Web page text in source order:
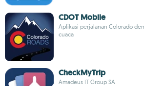
CDOT Mobile
Aplikasi perjalanan Colorado
cuaca
CheckMyTrip
Amadeus IT Group SA